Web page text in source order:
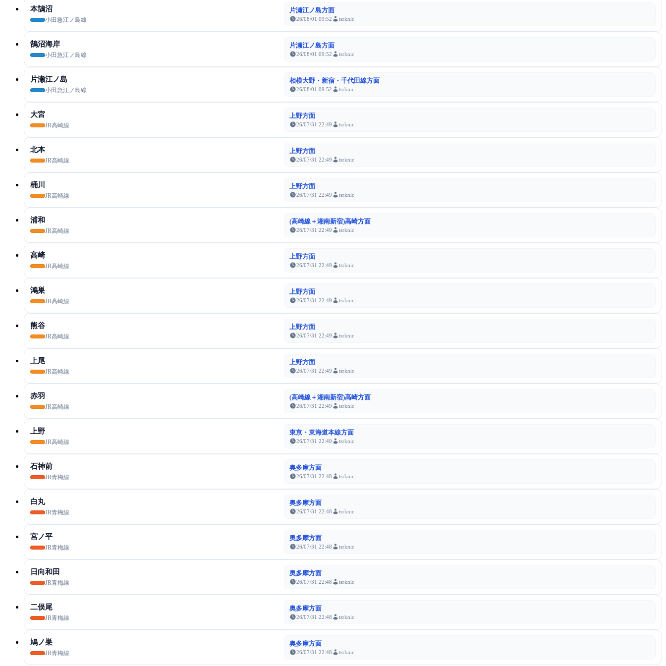
本鵠沼
小田急江ノ島線
片瀬江ノ島方面
26/08/01 09:52 tsrknic
鵠沼海岸
小田急江ノ島線
片瀬江ノ島方面
26/08/01 09:52 tsrknic
片瀬江ノ島
小田急江ノ島線
相模大野・新宿・千代田線方面
26/08/01 09:52 tsrknic
大宮
JR高崎線
上野方面
26/07/31 22:49 tsrknic
北本
JR高崎線
上野方面
26/07/31 22:49 tsrknic
桶川
JR高崎線
上野方面
26/07/31 22:49 tsrknic
浦和
JR高崎線
(高崎線＋湘南新宿)高崎方面
26/07/31 22:49 tsrknic
高崎
JR高崎線
上野方面
26/07/31 22:49 tsrknic
鴻巣
JR高崎線
上野方面
26/07/31 22:49 tsrknic
熊谷
JR高崎線
上野方面
26/07/31 22:49 tsrknic
上尾
JR高崎線
上野方面
26/07/31 22:49 tsrknic
赤羽
JR高崎線
(高崎線＋湘南新宿)高崎方面
26/07/31 22:49 tsrknic
上野
JR高崎線
東京・東海道本線方面
26/07/31 22:49 tsrknic
石神前
JR青梅線
奥多摩方面
26/07/31 22:48 tsrknic
白丸
JR青梅線
奥多摩方面
26/07/31 22:48 tsrknic
宮ノ平
JR青梅線
奥多摩方面
26/07/31 22:48 tsrknic
日向和田
JR青梅線
奥多摩方面
26/07/31 22:48 tsrknic
二俣尾
JR青梅線
奥多摩方面
26/07/31 22:48 tsrknic
鳩ノ巣
JR青梅線
奥多摩方面
26/07/31 22:48 tsrknic